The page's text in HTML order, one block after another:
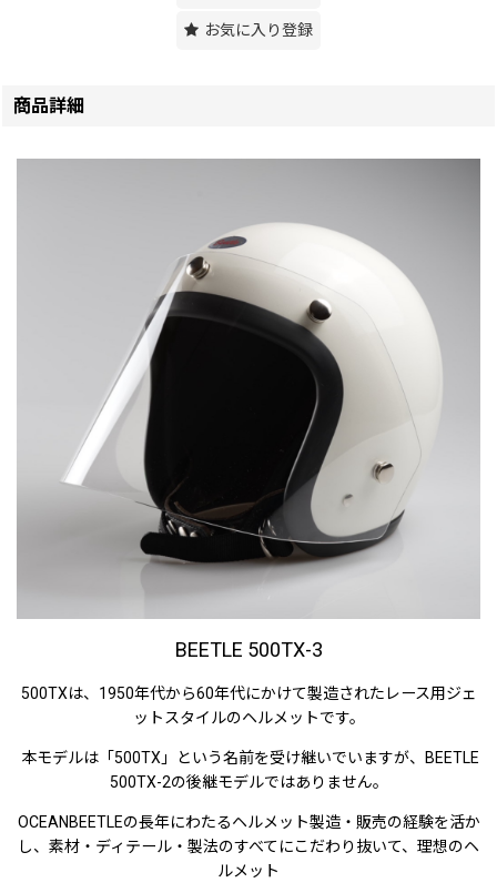
お気に入り登録
商品詳細
BEETLE 500TX-3
500TXは、1950年代から60年代にかけて製造されたレース用ジェ
ットスタイルのヘルメットです。
本モデルは「500TX」という名前を受け継いでいますが、BEETLE
500TX-2の後継モデルではありません。
OCEANBEETLEの長年にわたるヘルメット製造・販売の経験を活か
し、素材・ディテール・製法のすべてにこだわり抜いて、理想のヘ
ルメット